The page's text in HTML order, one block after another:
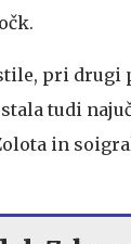
pri drugi
tudi
in